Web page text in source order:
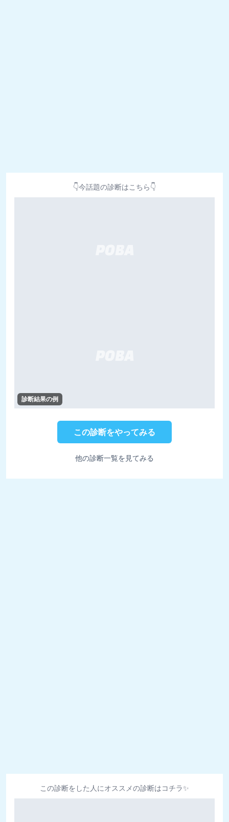
👇今話題の診断はこちら👇
診断結果の例
この診断をやってみる
他の診断一覧を見てみる
この診断をした人にオススメの診断はコチラ✨